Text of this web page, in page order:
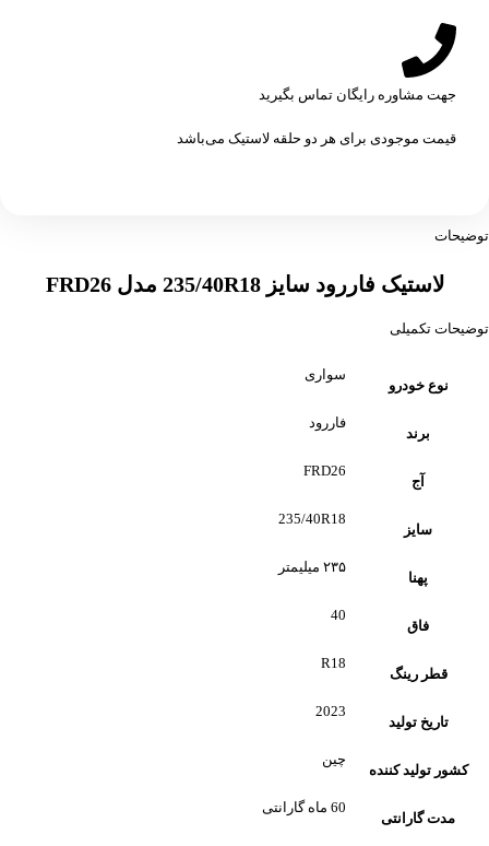
جهت مشاوره رایگان تماس بگیرید
قیمت موجودی برای هر دو حلقه لاستیک می‌باشد
توضیحات
لاستیک فاررود سایز 235/40R18 مدل FRD26
توضیحات تکمیلی
نوع خودرو
سواری
برند
فاررود
آج
FRD26
سایز
235/40R18
پهنا
۲۳۵ میلیمتر
فاق
40
قطر رینگ
R18
تاریخ تولید
2023
کشور تولید کننده
چین
مدت گارانتی
60 ماه گارانتی